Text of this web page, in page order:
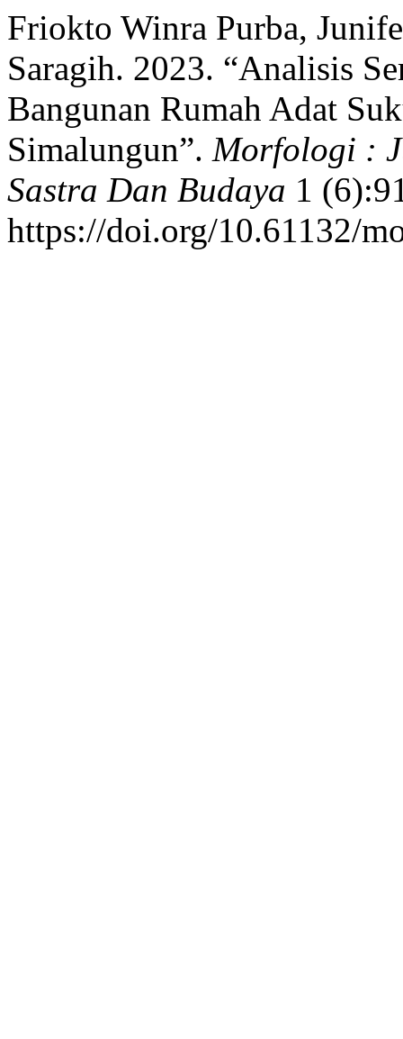
Friokto Winra Purba,
Saragih. 2023. “Analisis
Bangunan Rumah Adat
Simalungun”. Morfologi :
Sastra Dan Budaya 1
https://doi.org/10.61132/